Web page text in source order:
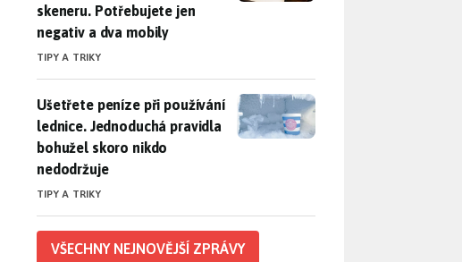
skeneru. Potřebujete jen
negativ a dva mobily
TIPY A TRIKY
Ušetřete peníze při používání lednice. Jednoduchá pravidla
Ušetřete peníze při používání
lednice. Jednoduchá pravidla
bohužel skoro nikdo
nedodržuje
TIPY A TRIKY
VŠECHNY NEJNOVĚJŠÍ ZPRÁVY